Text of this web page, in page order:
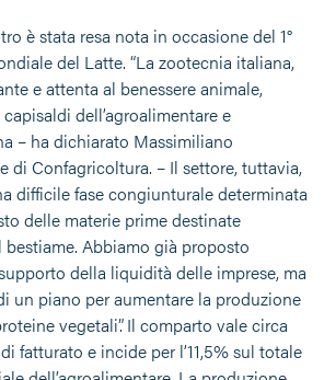
è stata resa nota in occasione del 1°
del Latte. “La zootecnia italiana,
e attenta al benessere animale,
dell’agroalimentare e
– ha dichiarato Massimiliano
di Confagricoltura. – Il settore, tuttavia,
difficile fase congiunturale determinata
delle materie prime destinate
bestiame. Abbiamo già proposto
della liquidità delle imprese, ma
un piano per aumentare la produzione
vegetali”. Il comparto vale circa
fatturato e incide per l’11,5% sul totale